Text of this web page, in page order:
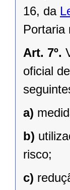
16, da
Portaria
Art. 7º.
oficial
a)
b)
risco;
c)